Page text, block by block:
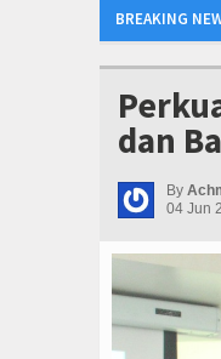
BREAKING
dan
By
04 Jun